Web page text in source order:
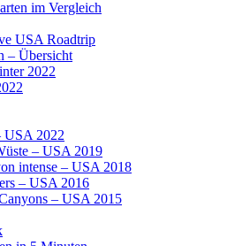
im Vergleich
USA Roadtrip
– Übersicht
2022
USA 2022
– USA 2019
intense – USA 2018
– USA 2016
– USA 2015